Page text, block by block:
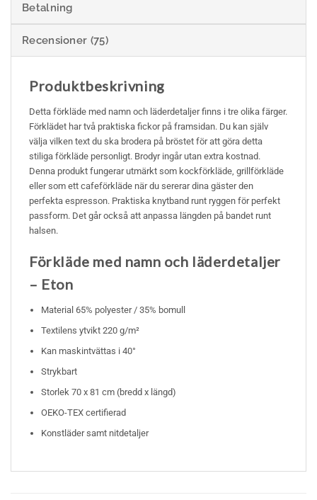
Betalning
Recensioner (75)
Produktbeskrivning
Detta förkläde med namn och läderdetaljer finns i tre olika färger.
Förklädet har två praktiska fickor på framsidan. Du kan själv
välja vilken text du ska brodera på bröstet för att göra detta
stiliga förkläde personligt. Brodyr ingår utan extra kostnad.
Denna produkt fungerar utmärkt som kockförkläde, grillförkläde
eller som ett cafeförkläde när du sererar dina gäster den
perfekta espresson. Praktiska knytband runt ryggen för perfekt
passform. Det går också att anpassa längden på bandet runt
halsen.
Förkläde med namn och läderdetaljer
– Eton
Material 65% polyester / 35% bomull
Textilens ytvikt 220 g/m²
Kan maskintvättas i 40°
Strykbart
Storlek 70 x 81 cm (bredd x längd)
OEKO-TEX certifierad
Konstläder samt nitdetaljer